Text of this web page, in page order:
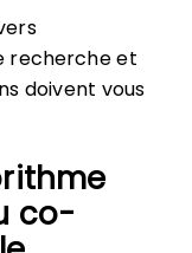
recherche et
doivent vous
co-